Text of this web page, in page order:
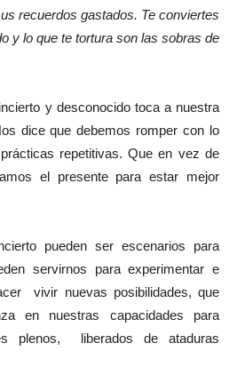
recuerdos gastados. Te conviertes
y lo que te tortura son las sobras de
y desconocido toca a nuestra
dice que debemos romper con lo
repetitivas. Que en vez de
el presente para estar mejor
pueden ser escenarios para
servirnos para experimentar e
vivir nuevas posibilidades, que
en nuestras capacidades para
plenos, liberados de ataduras